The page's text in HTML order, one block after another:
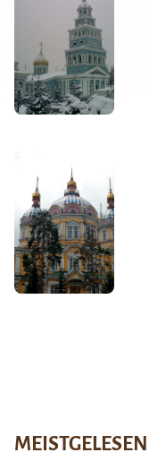
MEISTGELESEN